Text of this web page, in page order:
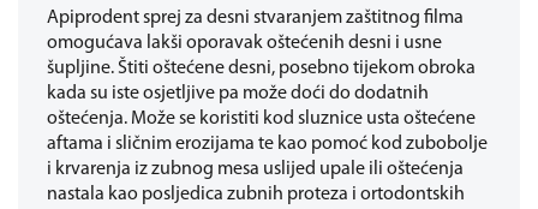
Apiprodent sprej za desni stvaranjem zaštitnog filma
omogućava lakši oporavak oštećenih desni i usne
šupljine. Štiti oštećene desni, posebno tijekom obroka
kada su iste osjetljive pa može doći do dodatnih
oštećenja. Može se koristiti kod sluznice usta oštećene
aftama i sličnim erozijama te kao pomoć kod zubobolje
i krvarenja iz zubnog mesa uslijed upale ili oštećenja
nastala kao posljedica zubnih proteza i ortodontskih